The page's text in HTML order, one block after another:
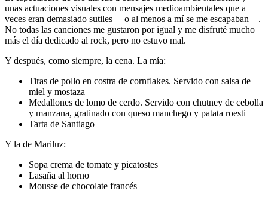
unas actuaciones visuales con mensajes medioambientales que a
veces eran demasiado sutiles —o al menos a mí se me escapaban—.
No todas las canciones me gustaron por igual y me disfruté mucho
más el día dedicado al rock, pero no estuvo mal.
Y después, como siempre, la cena. La mía:
Tiras de pollo en costra de cornflakes. Servido con salsa de
miel y mostaza
Medallones de lomo de cerdo. Servido con chutney de cebolla
y manzana, gratinado con queso manchego y patata roesti
Tarta de Santiago
Y la de Mariluz:
Sopa crema de tomate y picatostes
Lasaña al horno
Mousse de chocolate francés